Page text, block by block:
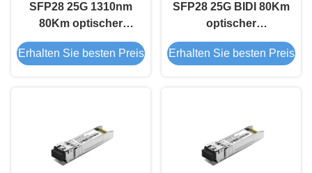
SFP28 25G 1310nm
80Km optischer
Empfängermodul
Erhalten Sie besten Preis
SFP28 25G BIDI 80Km
optischer
Empfängermodul
Erhalten Sie besten Preis